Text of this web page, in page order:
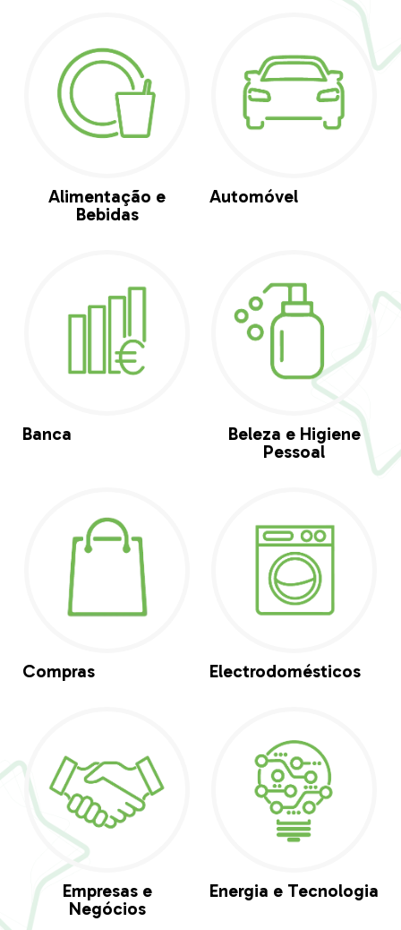
Alimentação e
Bebidas
Automóvel
Banca
Beleza e Higiene
Pessoal
Compras Electrodomésticos
Empresas e
Negócios
Energia e Tecnologia